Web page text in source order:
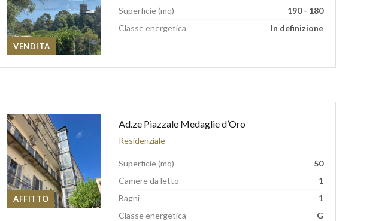
VENDITA
Superficie (mq)
190 - 180
Classe energetica
In definizione
AFFITTO
Ad.ze Piazzale Medaglie d’Oro
Residenziale
Superficie (mq)
50
Camere da letto
1
Bagni
1
Classe energetica
G